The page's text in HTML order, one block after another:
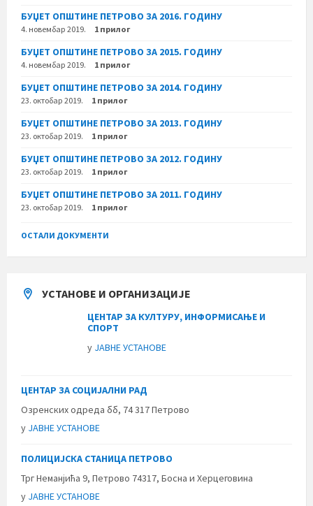
БУЏЕТ ОПШТИНЕ ПЕТРОВО ЗА 2016. ГОДИНУ
4. новембар 2019. 1 прилог
БУЏЕТ ОПШТИНЕ ПЕТРОВО ЗА 2015. ГОДИНУ
4. новембар 2019. 1 прилог
БУЏЕТ ОПШТИНЕ ПЕТРОВО ЗА 2014. ГОДИНУ
23. октобар 2019. 1 прилог
БУЏЕТ ОПШТИНЕ ПЕТРОВО ЗА 2013. ГОДИНУ
23. октобар 2019. 1 прилог
БУЏЕТ ОПШТИНЕ ПЕТРОВО ЗА 2012. ГОДИНУ
23. октобар 2019. 1 прилог
БУЏЕТ ОПШТИНЕ ПЕТРОВО ЗА 2011. ГОДИНУ
23. октобар 2019. 1 прилог
ОСТАЛИ ДОКУМЕНТИ
УСТАНОВЕ И ОРГАНИЗАЦИЈЕ
ЦЕНТАР ЗА КУЛТУРУ, ИНФОРМИСАЊЕ И
СПОРТ
у ЈАВНЕ УСТАНОВЕ
ЦЕНТАР ЗА СОЦИЈАЛНИ РАД
Озренских одреда бб, 74 317 Петрово
у ЈАВНЕ УСТАНОВЕ
ПОЛИЦИЈСКА СТАНИЦА ПЕТРОВО
Трг Неманјића 9, Петрово 74317, Босна и Херцеговина
у ЈАВНЕ УСТАНОВЕ